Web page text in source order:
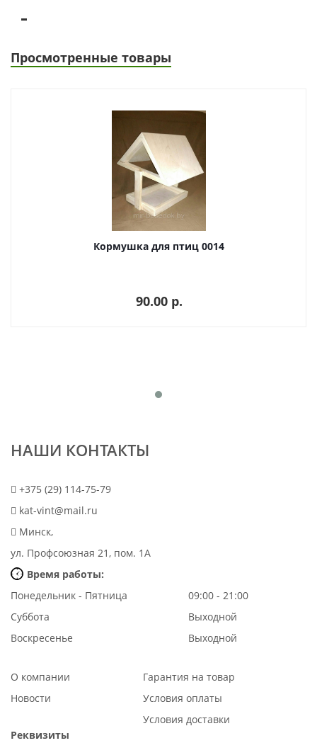
Просмотренные товары
Кормушка для птиц 0014
90.00 p.
НАШИ КОНТАКТЫ
+375 (29) 114-75-79
kat-vint@mail.ru
Минск,
ул. Профсоюзная 21, пом. 1А
Время работы:
Понедельник - Пятница
09:00 - 21:00
Суббота
Выходной
Воскресенье
Выходной
О компании
Новости
Гарантия на товар
Условия оплаты
Условия доставки
Реквизиты